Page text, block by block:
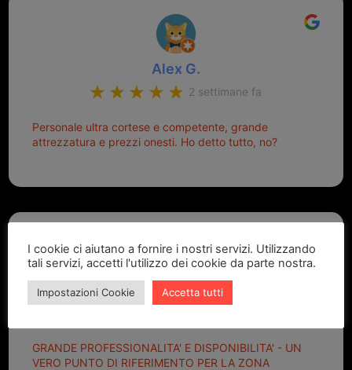
Alex G.
2 settimane fa
Personale ultra cortese e competente, grande
attrezzatura e prezzi onesti. Ho detto tutto, no?
Marcello Dastoli
GRANDE PROFESSIONALITA' E DISPONIBILITA' - UN
VERO PUNTO DI RIFERIMENTO PER LA ZONA
I cookie ci aiutano a fornire i nostri servizi. Utilizzando
tali servizi, accetti l'utilizzo dei cookie da parte nostra.
Impostazioni Cookie Accetta tutti